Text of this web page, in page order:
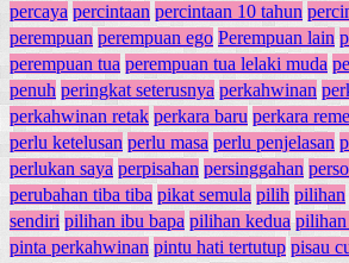
percaya percintaan percintaan 10 tahun
perempuan perempuan ego Perempuan lain
perempuan tua perempuan tua lelaki muda
penuh peringkat seterusnya perkahwinan
perkahwinan retak perkara baru perkara
perlu ketelusan perlu masa perlu penjelasan
perlukan saya perpisahan persinggahan
perubahan tiba tiba pikat semula pilih pilihan
sendiri pilihan ibu bapa pilihan kedua
pinta perkahwinan pintu hati tertutup pisau